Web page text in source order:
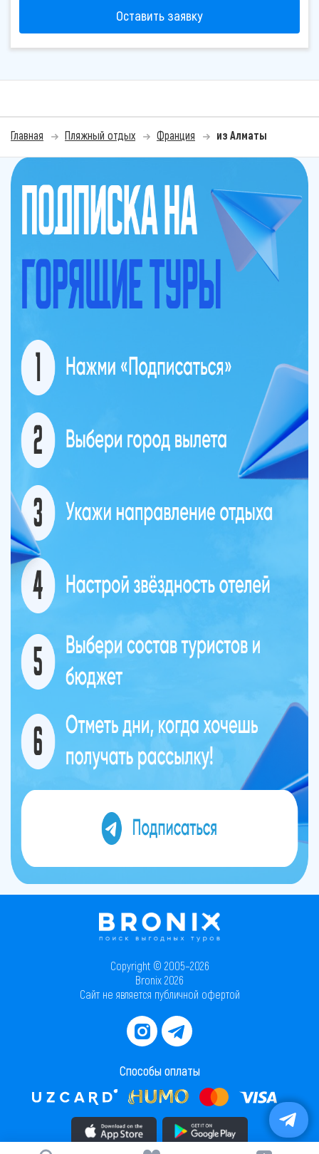
Оставить заявку
Главная Пляжный отдых Франция из Алматы
Copyright © 2005–2026
Bronix 2026
Сайт не является публичной офертой
Способы оплаты
Скачать приложение в AppStore Скачать приложение в PlayMarket